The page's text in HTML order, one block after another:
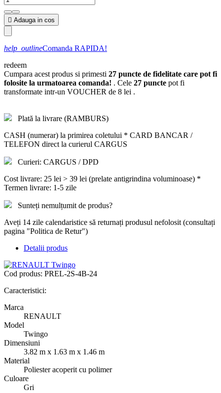
 Adauga in cos
help_outlineComanda RAPIDA!
redeem
Cumpara acest produs si primesti 27 puncte de fidelitate care pot fi
folosite la urmatoarea comanda! . Cele 27 puncte pot fi
transformate intr-un VOUCHER de 8 lei .
Plată la livrare (RAMBURS)
CASH (numerar) la primirea coletului * CARD BANCAR /
TELEFON direct la curierul CARGUS
Curieri: CARGUS / DPD
Cost livrare: 25 lei > 39 lei (prelate antigrindina voluminoase) *
Termen livrare: 1-5 zile
Sunteți nemulțumit de produs?
Aveți 14 zile calendaristice să returnați produsul nefolosit (consultați
pagina "Politica de Retur")
Detalii produs
Cod produs: PREL-2S-4B-24
Caracteristici:
Marca
RENAULT
Model
Twingo
Dimensiuni
3.82 m x 1.63 m x 1.46 m
Material
Poliester acoperit cu polimer
Culoare
Gri